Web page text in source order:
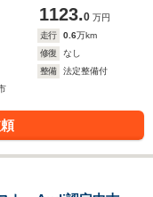
1123.0 万円
走行 0.6万km
修復
なし
整備
法定整備付